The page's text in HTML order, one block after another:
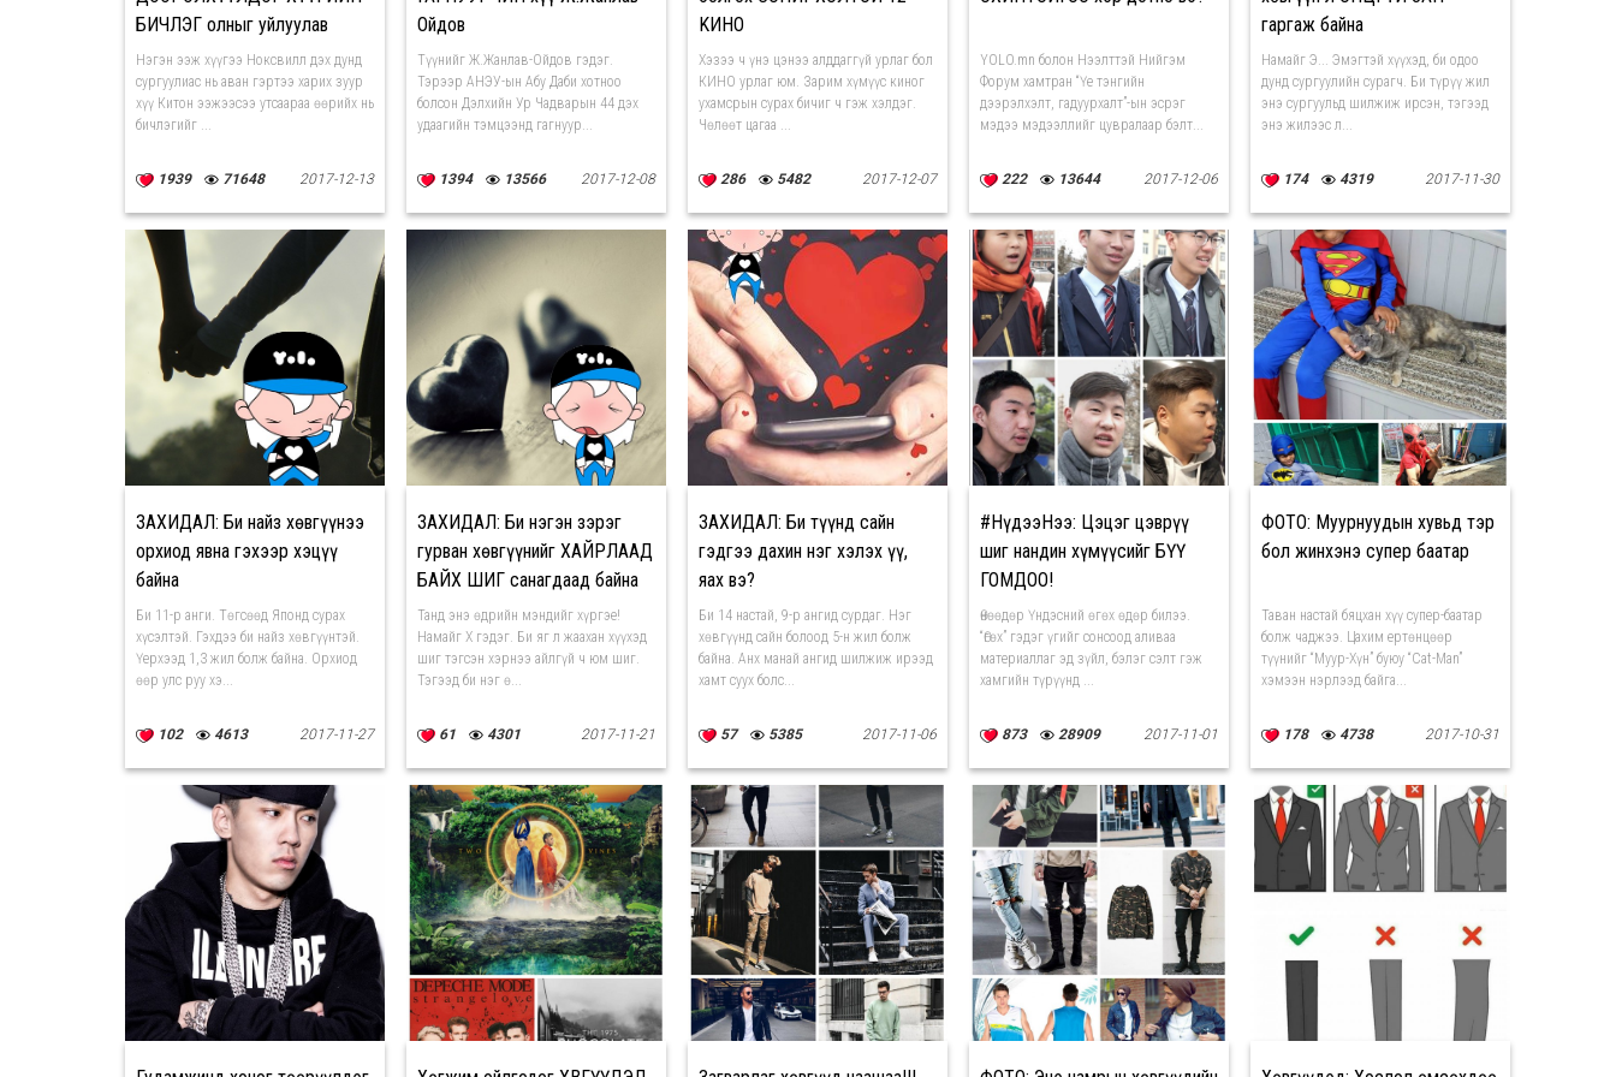
БИЧЛЭГ олныг уйлуулав
Нэгэн ээж хүүгээ Ноксвилл дэх дунд
сургуулиас нь аван гэртээ харих зуур
хүү Китон ээжээсээ утсаараа өөрийх нь
бичлэгийг ...
1939 71648 2017-12-13
Ойдов
Түүнийг Ж.Жанлав-Ойдов гэдэг.
Тэрээр АНЭУ-ын Абу Даби хотноо
болсон Дэлхийн Ур Чадварын 44 дэх
удаагийн тэмцээнд гагнуур...
1394 13566 2017-12-08
KИНО
Хэзээ ч үнэ цэнээ алддаггүй урлаг бол
КИНО урлаг юм. Зарим хүмүүс киног
ухамсрын сурах бичиг ч гэж хэлдэг.
Чөлөөт цагаа ...
286 5482 2017-12-07
YOLO.mn болон Нээлттэй Нийгэм
Форум хамтран “Үе тэнгийн
дээрэлхэлт, гадуурхалт”-ын эсрэг
мэдээ мэдээллийг цувралаар бэлт...
222 13644 2017-12-06
гаргаж байна
Намайг Э... Эмэгтэй хүүхэд, би одоо
дунд сургуулийн сурагч. Би түрүү жил
энэ сургуульд шилжиж ирсэн, тэгээд
энэ жилээс л...
174 4319 2017-11-30
ЗАХИДАЛ: Би найз хөвгүүнээ
орхиод явна гэхээр хэцүү
байна
Би 11-р анги. Төгсөөд Японд сурах
хүсэлтэй. Гэхдээ би найз хөвгүүнтэй.
Үерхээд 1,3 жил болж байна. Орхиод
өөр улс руу хэ...
102 4613 2017-11-27
ЗАХИДАЛ: Би нэгэн зэрэг
гурван хөвгүүнийг ХАЙРЛААД
БАЙХ ШИГ санагдаад байна
Танд энэ өдрийн мэндийг хүргэе!
Намайг Х гэдэг. Би яг л жаахан хүүхэд
шиг тэгсэн хэрнээ айлгүй ч юм шиг.
Тэгээд би нэг ө...
61 4301 2017-11-21
ЗАХИДАЛ: Би түүнд сайн
гэдгээ дахин нэг хэлэх үү,
яах вэ?
Би 14 настай, 9-р ангид сурдаг. Нэг
хөвгүүнд сайн болоод 5-н жил болж
байна. Анх манай ангид шилжиж ирээд
хамт суух болс...
57 5385 2017-11-06
#НүдээНээ: Цэцэг цэврүү
шиг нандин хүмүүсийг БҮҮ
ГОМДОО!
Өнөөдөр Үндэсний өгөх өдөр билээ.
“Өгөх” гэдэг үгийг сонсоод аливаа
материаллаг эд зүйл, бэлэг сэлт гэж
хамгийн түрүүнд ...
873 28909 2017-11-01
ФОТО: Муурнуудын хувьд тэр
бол жинхэнэ супер баатар
Таван настай бяцхан хүү супер-баатар
болж чаджээ. Цахим ертөнцөөр
түүнийг “Муур-Хүн” буюу “Cat-Man”
хэмээн нэрлээд байга...
178 4738 2017-10-31